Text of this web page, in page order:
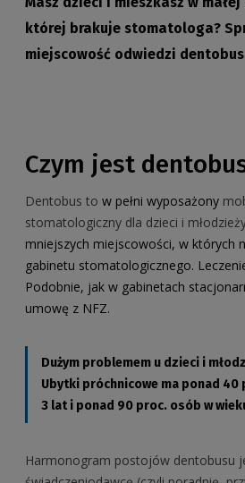
której brakuje stomatologa?
miejscowość odwiedzi dentobus
Czym jest
Dentobus to w pełni wyposażony
stomatologiczny dla dzieci i
mniejszych miejscowości, w których
gabinetu stomatologicznego.
Podobnie, jak w gabinetach
umowę z NFZ.
Dużym problemem u dzieci i
Ubytki próchnicowe ma ponad 40
3 lat i ponad 90 proc. osób w
Harmonogram postojów dentobusu